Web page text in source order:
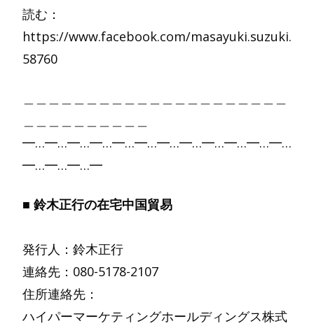
読む：
https://www.facebook.com/masayuki.suzuki.
58760
━…━…━…━…━…━…━…━…━…━…━…━…
━…━…━…━
■ 鈴木正行の在宅中国貿易
発行人：鈴木正行
連絡先：080-5178-2107
住所連絡先：
ハイパーマーケティングホールディングス株式